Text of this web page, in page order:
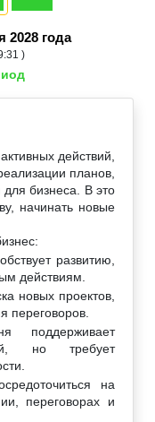
2028 года
)
действий,
планов,
для бизнеса. В это
начинать новые
развитию,
действиям.
новых проектов,
переговоров.
поддерживает
но требует
на
переговорах и